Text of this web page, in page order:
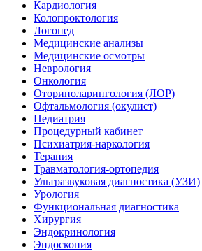
Кардиология
Колопроктология
Логопед
Медицинские анализы
Медицинские осмотры
Неврология
Онкология
Оториноларингология (ЛОР)
Офтальмология (окулист)
Педиатрия
Процедурный кабинет
Психиатрия-наркология
Терапия
Травматология-ортопедия
Ультразвуковая диагностика (УЗИ)
Урология
Функциональная диагностика
Хирургия
Эндокринология
Эндоскопия